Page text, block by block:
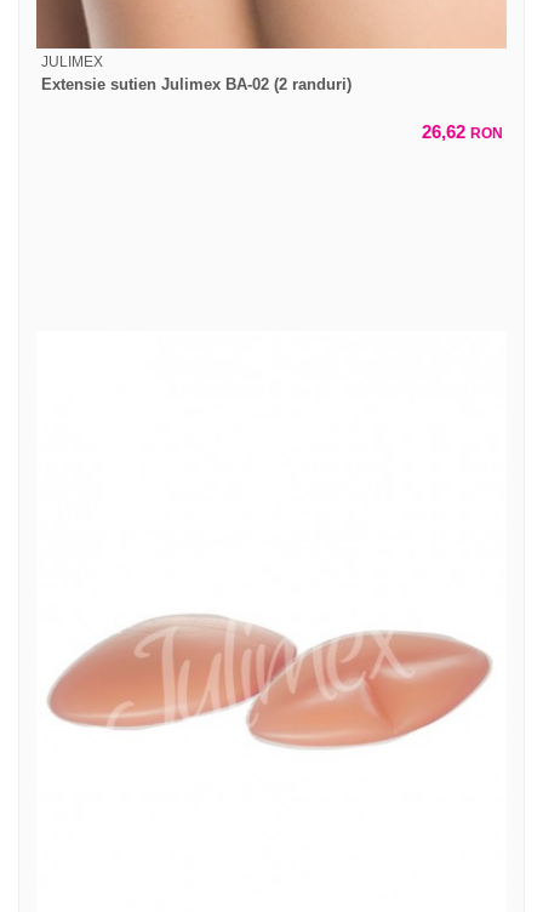
JULIMEX
Extensie sutien Julimex BA-02 (2 randuri)
26,62 RON